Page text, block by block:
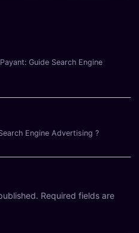
Guide Search Engine
Engine Advertising ?
Required fields are